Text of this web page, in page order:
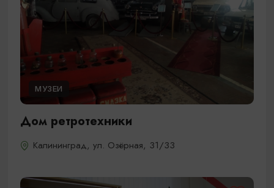
МУЗЕИ
Дом ретротехники
Калининград, ул. Озёрная, 31/33